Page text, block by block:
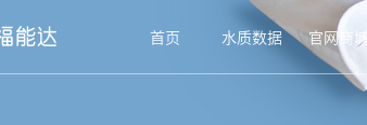
首页 水质数据 官网商城